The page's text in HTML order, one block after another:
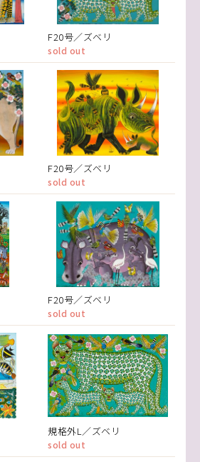
F20号／ズベリ
sold out
F20号／ズベリ
sold out
F20号／ズベリ
sold out
規格外L／ズベリ
sold out